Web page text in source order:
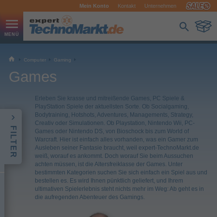
Mein Konto Kontakt Unternehmen
FILTER
Computer Gaming
Games
Erleben Sie krasse und mitreißende Games, PC Spiele &
PlayStation Spiele der aktuellsten Sorte. Ob Socialgaming,
Bodytraining, Hotshots, Adventures, Managements, Strategy,
Creativ oder Simulationen. Ob Playstation, Nintendo Wii, PC-
Games oder Nintendo DS, von Bioschock bis zum World of
Warcraft. Hier ist einfach alles vorhanden, was ein Gamer zum
Ausleben seiner Fantasie braucht, weil expert-TechnoMarkt.de
weiß, worauf es ankommt. Doch worauf Sie beim Aussuchen
achten müssen, ist die Altersfreiklasse der Games. Unter
bestimmten Kategorien suchen Sie sich einfach ein Spiel aus und
bestellen es. Es wird Ihnen pünktlich geliefert, und Ihrem
ultimativen Spielerlebnis steht nichts mehr im Weg: Ab geht es in
die aufregenden Abenteuer des Gamings.